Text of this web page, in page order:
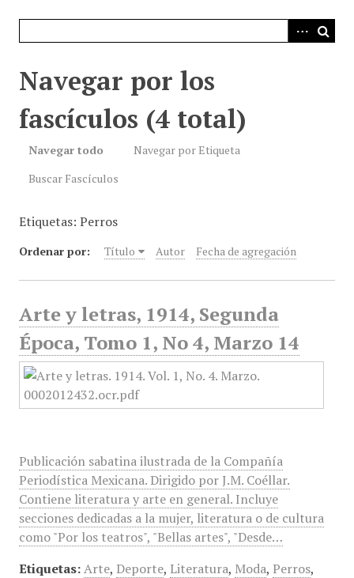
Navegar por los
fascículos (4 total)
Navegar todo
Navegar por Etiqueta
Buscar Fascículos
Etiquetas: Perros
Ordenar por: Título Autor Fecha de agregación
Arte y letras, 1914, Segunda
Época, Tomo 1, No 4, Marzo 14
Publicación sabatina ilustrada de la Compañía
Periodística Mexicana. Dirigido por J.M. Coéllar.
Contiene literatura y arte en general. Incluye
secciones dedicadas a la mujer, literatura o de cultura
como "Por los teatros", "Bellas artes", "Desde…
Etiquetas: Arte, Deporte, Literatura, Moda, Perros,